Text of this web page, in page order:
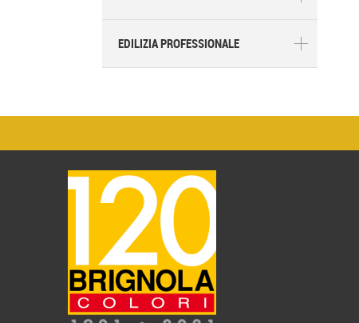
EDILIZIA PROFESSIONALE